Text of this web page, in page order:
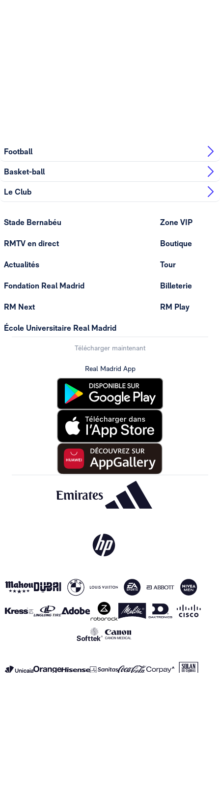
Football
Basket-ball
Le Club
Stade Bernabéu
RMTV en direct
Actualités
Fondation Real Madrid
RM Next
École Universitaire Real Madrid
Zone VIP
Boutique
Tour
Billeterie
RM Play
Télécharger maintenant
Real Madrid App